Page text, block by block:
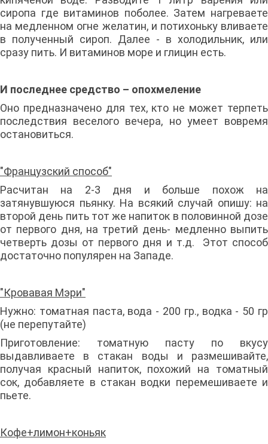
сиропа где витаминов поболее. Затем нагреваете
на медленном огне желатин, и потихоньку вливаете
в полученный сироп. Далее - в холодильник, или
сразу пить. И витаминов море и глицин есть.
И последнее средство – опохмеление
Оно предназначено для тех, кто не может терпеть
последствия веселого вечера, но умеет вовремя
остановиться.
"Французский способ"
Расчитан на 2-3 дня и больше похож на
затянувшуюся пьянку. На всякий случай опишу: на
второй день пить тот же напиток в половинной дозе
от первого дня, на третий день- медленно выпить
четверть дозы от первого дня и т.д. Этот способ
достаточно популярен на Западе.
"Кровавая Мэри"
Нужно: томатная паста, вода - 200 гр., водка - 50 гр
(не перепутайте)
Приготовление: томатную пасту по вкусу
выдавливаете в стакан воды и размешивайте,
получая красный напиток, похожий на томатный
сок, добавляете в стакан водки перемешиваете и
пьете.
Кофе+лимон+коньяк